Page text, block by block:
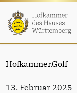
Hofkammer.Golf
13. Februar 2025